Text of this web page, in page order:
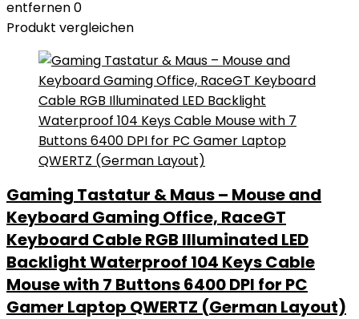
entfernen0
Produkt vergleichen
Gaming Tastatur & Maus – Mouse and
Keyboard Gaming Office, RaceGT
Keyboard Cable RGB Illuminated LED
Backlight Waterproof 104 Keys Cable
Mouse with 7 Buttons 6400 DPI for PC
Gamer Laptop QWERTZ (German Layout)